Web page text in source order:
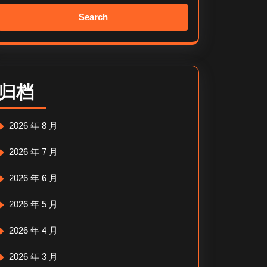
归档
2026 年 8 月
2026 年 7 月
2026 年 6 月
2026 年 5 月
2026 年 4 月
2026 年 3 月